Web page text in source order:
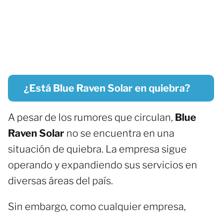
¿Está Blue Raven Solar en quiebra?
A pesar de los rumores que circulan, Blue
Raven Solar no se encuentra en una
situación de quiebra. La empresa sigue
operando y expandiendo sus servicios en
diversas áreas del país.
Sin embargo, como cualquier empresa,